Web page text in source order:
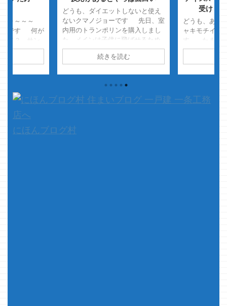
ォ～～～
ーです 何が
て？ サン
スプレゼン
トーマスグ
そして、先
タさんが持
どうも、ダイエットしないと使え
ないクマノジョーです 先日、室
内用のトランポリンを購入しまし
た メインは子供に飛ばせるため
ですが、エクササイズの為に使う
ことももちろんできます ・・・
い」 ・・・・ ・・・・・オ
レ、81ｋｇなんスけどっ！！
続きを読む
受け・
どうも、あの
ャキモチイイ
す。 たまん
トーブが灯油
～～～飲んで
にほんブログ村